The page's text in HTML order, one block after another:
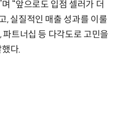
“앞으로도 입점 셀러가 더
, 실질적인 매출 성과를 이룰
파트너십 등 다각도로 고민을
다.